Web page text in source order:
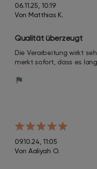
06.11.25, 10:19
Von Matthias K.
Qualität überzeugt
Die Verarbeitung wirkt
merkt sofort, dass es
09.10.24, 11:05
Von Aaliyah O.